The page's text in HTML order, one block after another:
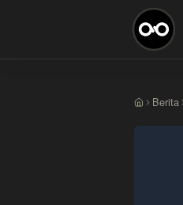
Beranda
Berita